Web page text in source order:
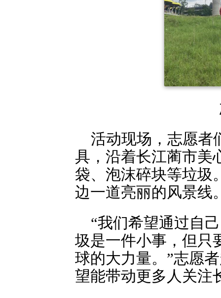
活动现场，志愿者
具，沿着长江蔺市美
袋、泡沫碎块等垃圾
边一道亮丽的风景线
“我们希望通过自
圾是一件小事，但只
球的大力量。”志愿
望能带动更多人关注